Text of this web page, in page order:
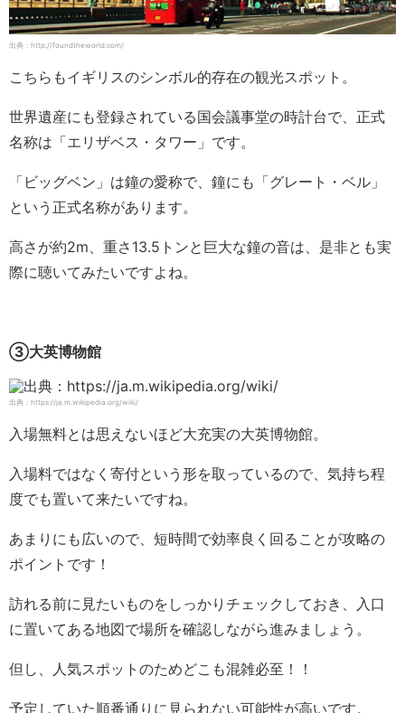
出典：http://foundtheworld.com/
こちらもイギリスのシンボル的存在の観光スポット。
世界遺産にも登録されている国会議事堂の時計台で、正式
名称は「エリザベス・タワー」です。
「ビッグベン」は鐘の愛称で、鐘にも「グレート・ベル」
という正式名称があります。
高さが約2m、重さ13.5トンと巨大な鐘の音は、是非とも実
際に聴いてみたいですよね。
③大英博物館
出典：https://ja.m.wikipedia.org/wiki/
入場無料とは思えないほど大充実の大英博物館。
入場料ではなく寄付という形を取っているので、気持ち程
度でも置いて来たいですね。
あまりにも広いので、短時間で効率良く回ることが攻略の
ポイントです！
訪れる前に見たいものをしっかりチェックしておき、入口
に置いてある地図で場所を確認しながら進みましょう。
但し、人気スポットのためどこも混雑必至！！
予定していた順番通りに見られない可能性が高いです。